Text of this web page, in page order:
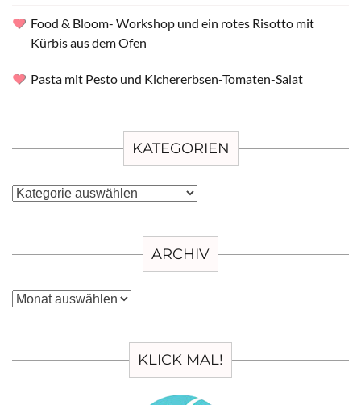
Food & Bloom- Workshop und ein rotes Risotto mit
Kürbis aus dem Ofen
Pasta mit Pesto und Kichererbsen-Tomaten-Salat
KATEGORIEN
Kategorien
ARCHIV
Archiv
KLICK MAL!